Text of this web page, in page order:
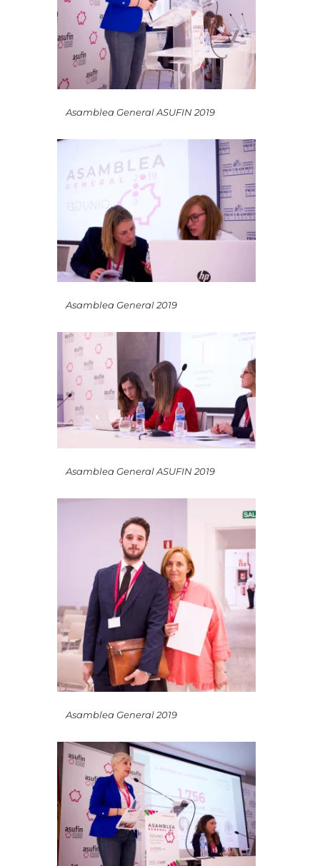
Asamblea General ASUFIN 2019
Asamblea General 2019
Asamblea General ASUFIN 2019
Asamblea General 2019